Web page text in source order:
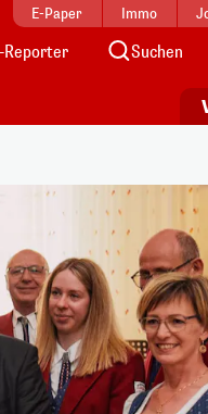
E-Paper Immo
Reporter Suchen